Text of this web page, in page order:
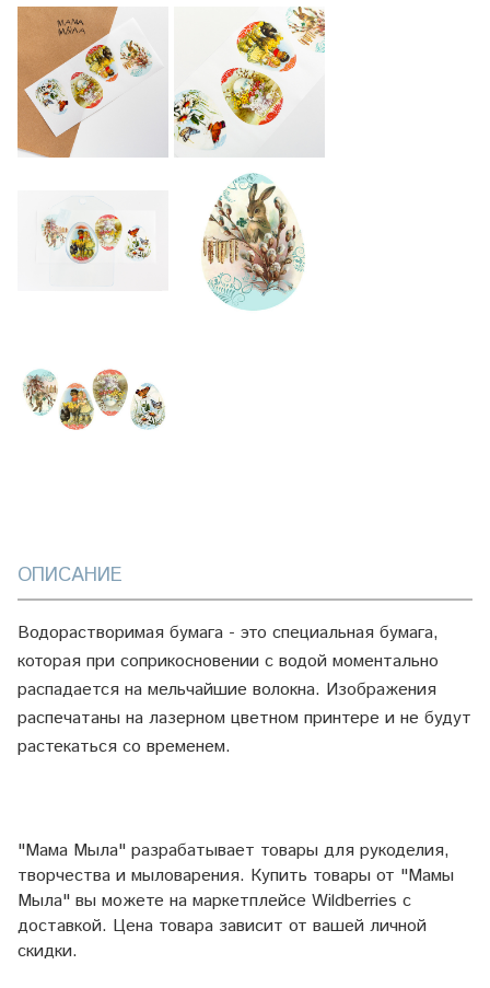
ОПИСАНИЕ
Водорастворимая бумага - это специальная бумага,
которая при соприкосновении с водой моментально
распадается на мельчайшие волокна. Изображения
распечатаны на лазерном цветном принтере и не будут
растекаться со временем.
"Мама Мыла" разрабатывает товары для рукоделия,
творчества и мыловарения. Купить товары от "Мамы
Мыла" вы можете на маркетплейсе Wildberries с
доставкой. Цена товара зависит от вашей личной
скидки.